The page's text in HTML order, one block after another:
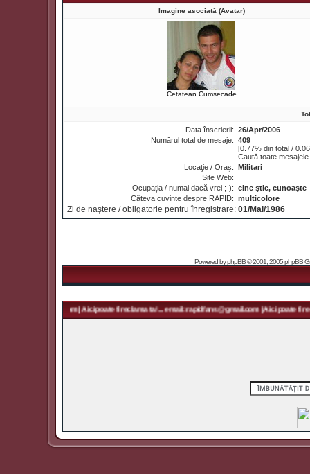
Imagine asociată (Avatar)
Cetatean Cumsecade
Data înscrierii: 26/Apr/2006
Numărul total de mesaje: 409
[0.77% din total /
Caută toate
Locaţie / Oraş: Militari
Site Web:
Ocupaţia / numai dacă vrei ;-): cine ştie, cunoaşte
Câteva cuvinte despre RAPID: multicolore
Zi de naştere / obligatorie pentru înregistrare: 01/Mai/1986
Powered byphpBB© 2001, 2005 phpBB
| Aici poate fi reclama ta! ... email: rapidfans@gmail.com | Aici poate fi